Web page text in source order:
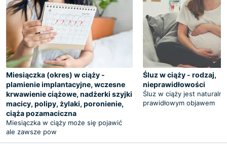
Miesiączka (okres) w ciąży -
plamienie implantacyjne, wczesne
krwawienie ciążowe, nadżerki szyjki
macicy, polipy, żylaki, poronienie,
ciąża pozamaciczna
Miesiączka w ciąży może się pojawić
ale zawsze pow
Śluz w ciąży - rodzaj,
nieprawidłowości
Śluz w ciąży jest
prawidłowym objawem